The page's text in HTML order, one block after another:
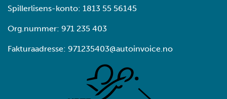
Spillerlisens-konto: 1813 55 56145
Org.nummer: 971 235 403
Fakturaadresse: 971235403@autoinvoice.no